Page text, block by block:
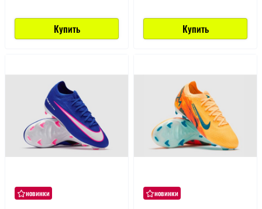
Купить Купить
новинки новинки